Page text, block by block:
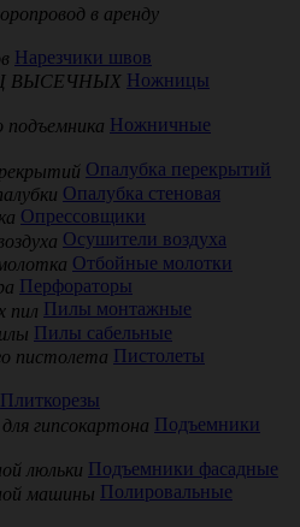
Нарезчики швов
Ножницы
Ножничные
Опалубка перекрытий
Опалубка стеновая
Опрессовщики
Осушители воздуха
Отбойные молотки
Перфораторы
Пилы монтажные
Пилы сабельные
Пистолеты
Плиткорезы
Подъемники
Подъемники фасадные
Полировальные